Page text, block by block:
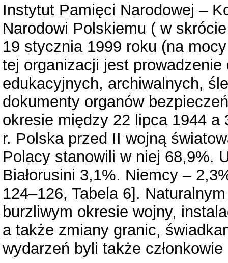
Instytut Pamięci Narodowej –
Narodowi Polskiemu ( w
19 stycznia 1999 roku (na
tej organizacji jest prowadzenie
edukacyjnych, archiwalnych,
dokumenty organów
okresie między 22 lipca 1944 a
r. Polska przed II wojną
Polacy stanowili w niej 68,9%.
Białorusini 3,1%. Niemcy –
124–126, Tabela 6].
burzliwym okresie wojny,
a także zmiany granic,
wydarzeń byli także